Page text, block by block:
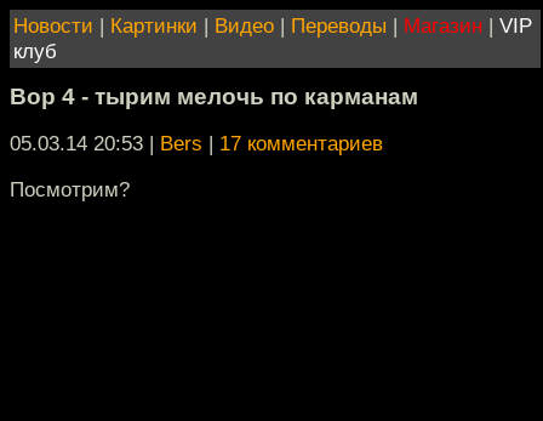
Новости | Картинки | Видео | Переводы | Магазин | VIP
клуб
Вор 4 - тырим мелочь по карманам
05.03.14 20:53 | Bers | 17 комментариев
Посмотрим?